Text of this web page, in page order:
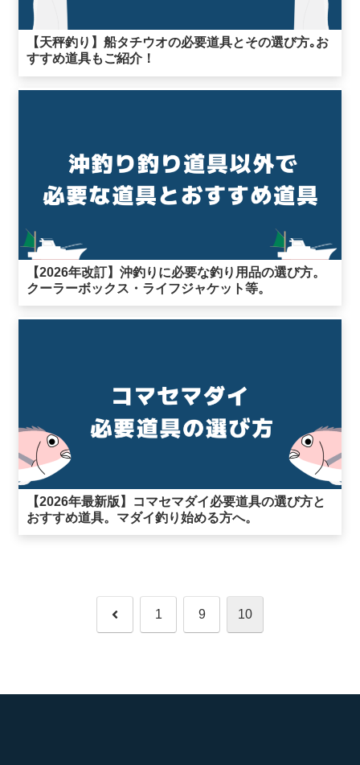
【天秤釣り】船タチウオの必要道具とその選び方｡お
すすめ道具もご紹介！
【2026年改訂】沖釣りに必要な釣り用品の選び方。
クーラーボックス・ライフジャケット等。
【2026年最新版】コマセマダイ必要道具の選び方と
おすすめ道具。マダイ釣り始める方へ。
前 1 9 10